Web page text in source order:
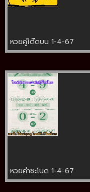
หวยคู่โต๊ดบน 1-4-67
หวยคำชะโนด 1-4-67